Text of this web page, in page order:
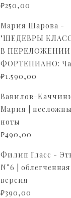
₽250,00
Мария Шарова -
"ШЕДЕВРЫ
В ПЕРЕЛОЖЕНИИ
ФОРТЕПИАНО:
₽1.590,00
Вавилов-
Мария |
ноты
₽490,00
Филип Гласс -
N°6 | облегченная
версия
₽390,00